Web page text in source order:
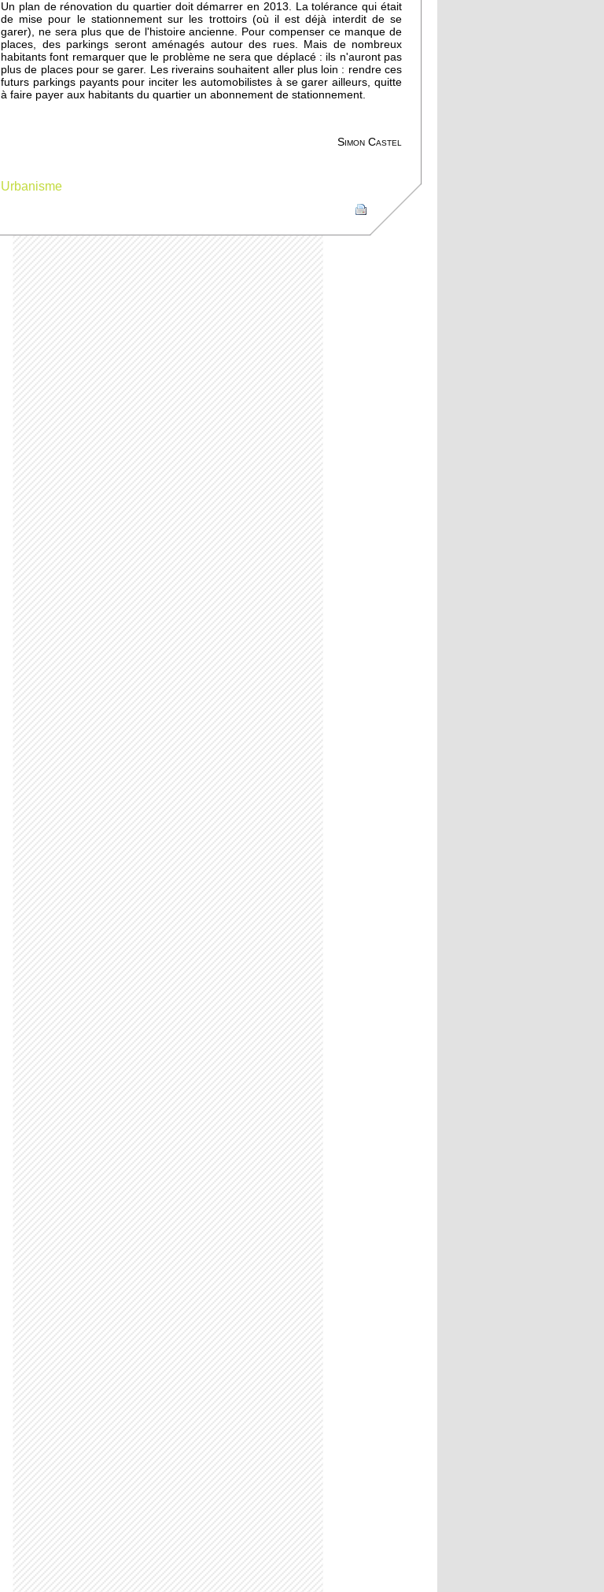
Un plan de rénovation du quartier doit démarrer en 2013. La tolérance qui était
de mise pour le stationnement sur les trottoirs (où il est déjà interdit de se
garer), ne sera plus que de l'histoire ancienne. Pour compenser ce manque de
places, des parkings seront aménagés autour des rues. Mais de nombreux
habitants font remarquer que le problème ne sera que déplacé : ils n'auront pas
plus de places pour se garer. Les riverains souhaitent aller plus loin : rendre ces
futurs parkings payants pour inciter les automobilistes à se garer ailleurs, quitte
à faire payer aux habitants du quartier un abonnement de stationnement.
Simon Castel
Urbanisme